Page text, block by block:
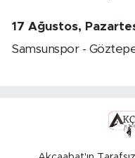
17 Ağustos,
Samsunspor -